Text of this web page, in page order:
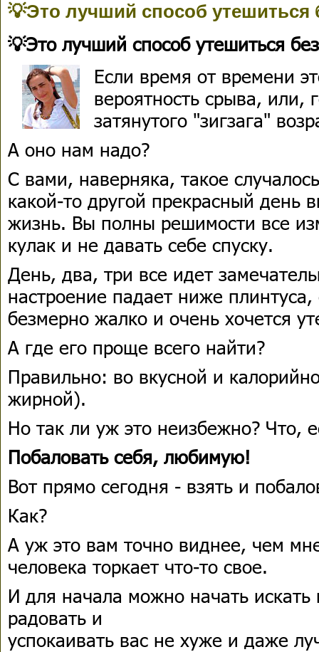
💡Это лучший способ утешиться
💡Это лучший способ утешиться
Если время от времени
вероятность срыва, или,
затянутого "зигзага"
А оно нам надо?
С вами, наверняка, такое
какой-то другой прекрасный день
жизнь. Вы полны решимости все
кулак и не давать себе спуску.
День, два, три все идет
настроение падает ниже плинтуса,
безмерно жалко и очень хочется
А где его проще всего найти?
Правильно: во вкусной и
жирной).
Но так ли уж это неизбежно? Что,
Побаловать себя, любимую!
Вот прямо сегодня - взять и
Как?
А уж это вам точно виднее, чем
человека торкает что-то свое.
И для начала можно начать
радовать и
успокаивать вас не хуже и даже